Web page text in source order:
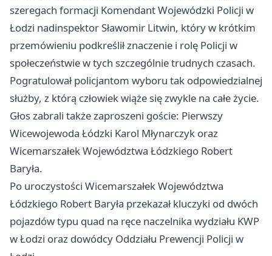
szeregach formacji Komendant Wojewódzki Policji w
Łodzi nadinspektor Sławomir Litwin, który w krótkim
przemówieniu podkreślił znaczenie i rolę Policji w
społeczeństwie w tych szczególnie trudnych czasach.
Pogratulował policjantom wyboru tak odpowiedzialnej
służby, z którą człowiek wiąże się zwykle na całe życie.
Głos zabrali także zaproszeni goście: Pierwszy
Wicewojewoda Łódzki Karol Młynarczyk oraz
Wicemarszałek Województwa Łódzkiego Robert
Baryła.
Po uroczystości Wicemarszałek Województwa
Łódzkiego Robert Baryła przekazał kluczyki od dwóch
pojazdów typu quad na ręce naczelnika wydziału KWP
w Łodzi oraz dowódcy Oddziału Prewencji Policji w